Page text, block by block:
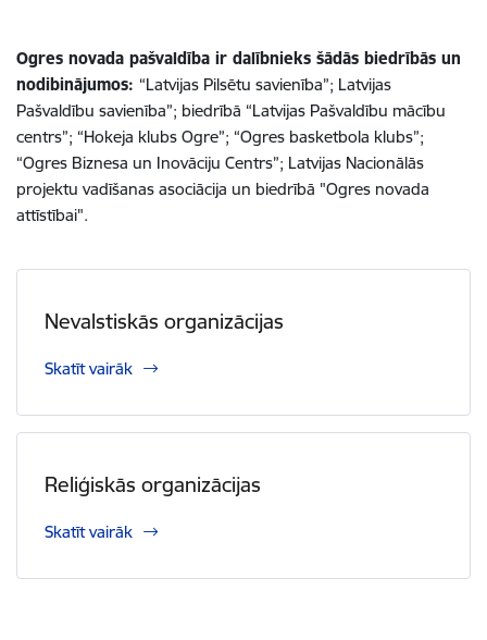
Ogres novada pašvaldība ir dalībnieks šādās biedrībās un
nodibinājumos: “Latvijas Pilsētu savienība”; Latvijas
Pašvaldību savienība”; biedrībā “Latvijas Pašvaldību mācību
centrs”; “Hokeja klubs Ogre”; “Ogres basketbola klubs”;
“Ogres Biznesa un Inovāciju Centrs”; Latvijas Nacionālās
projektu vadīšanas asociācija un biedrībā "Ogres novada
attīstībai".
Nevalstiskās organizācijas
Skatīt vairāk
Reliģiskās organizācijas
Skatīt vairāk